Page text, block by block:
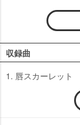
収録曲
1. 唇スカーレット